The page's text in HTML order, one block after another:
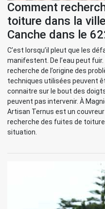
Comment
toiture dans la
Canche dans le
C’est lorsqu’il pleut que les
manifestent. De l’eau peut
recherche de l’origine des
techniques utilisées peuvent
connaitre sur le bout des
peuvent pas intervenir. À
Artisan Ternus est un
recherche des fuites de
situation.